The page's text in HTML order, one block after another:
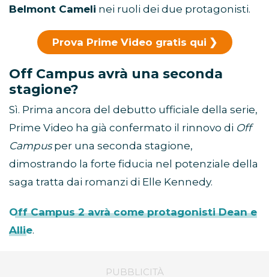
Belmont Cameli nei ruoli dei due protagonisti.
Prova Prime Video gratis qui
Off Campus avrà una seconda
stagione?
Sì. Prima ancora del debutto ufficiale della serie,
Prime Video ha già confermato il rinnovo di Off
Campusper una seconda stagione,
dimostrando la forte fiducia nel potenziale della
saga tratta dai romanzi di Elle Kennedy.
Off Campus 2 avrà come protagonisti Dean e
Allie.